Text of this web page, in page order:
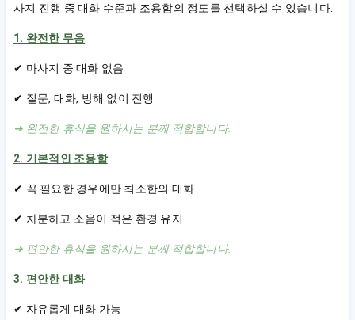
사지 진행 중 대화 수준과 조용함의 정도를 선택하실 수 있습니다.
1. 완전한 무음
✔ 마사지 중 대화 없음
✔ 질문, 대화, 방해 없이 진행
➜ 완전한 휴식을 원하시는 분께 적합합니다.
2. 기본적인 조용함
✔ 꼭 필요한 경우에만 최소한의 대화
✔ 차분하고 소음이 적은 환경 유지
➜ 편안한 휴식을 원하시는 분께 적합합니다.
3. 편안한 대화
✔ 자유롭게 대화 가능